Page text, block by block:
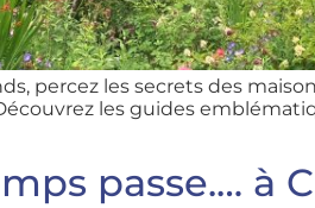
percez les secrets des
les guides
passe.… à